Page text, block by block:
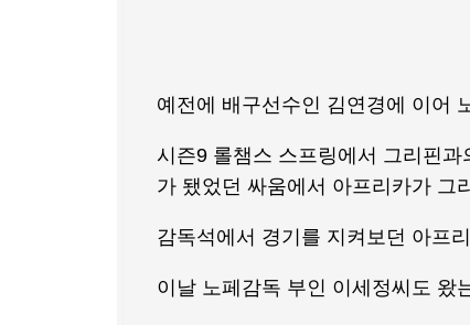
예전에 배구선수인 김연경에 이어
시즌9 롤챔스 스프링에서 그리핀
가 됐었던 싸움에서 아프리카가 그
감독석에서 경기를 지켜보던 아프
이날 노페감독 부인 이세정씨도 왔